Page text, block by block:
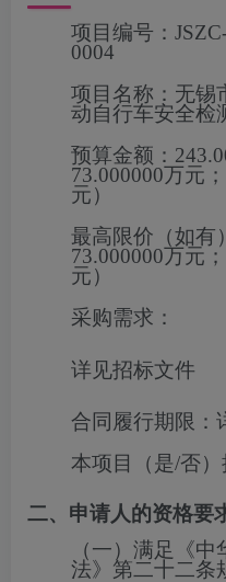
项目编号：
0004
项目名称： 无锡
动自行车安全检
预算金额：
73.000000万元
元）
最高限价（如有
73.000000万元
元）
采购需求：
详见招标文件
合同履行期限：
本项目（是/否）
二、申请人的资格要
（一）满足《
法》第二十二条